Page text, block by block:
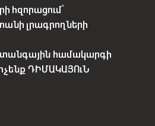
հզորացում՝
լրագրողների
համակարգի
ԴԻՄԱԿԱՅՈւՆ